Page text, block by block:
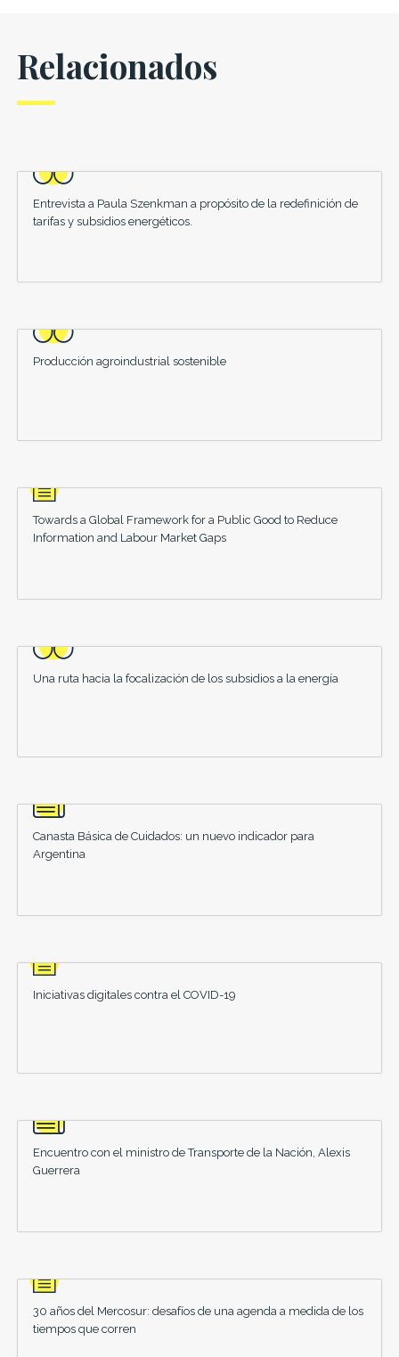
Relacionados
Entrevista a Paula Szenkman a propósito de la redefinición de
tarifas y subsidios energéticos.
Producción agroindustrial sostenible
Towards a Global Framework for a Public Good to Reduce
Information and Labour Market Gaps
Una ruta hacia la focalización de los subsidios a la energía
Canasta Básica de Cuidados: un nuevo indicador para
Argentina
Iniciativas digitales contra el COVID-19
Encuentro con el ministro de Transporte de la Nación, Alexis
Guerrera
30 años del Mercosur: desafíos de una agenda a medida de los
tiempos que corren